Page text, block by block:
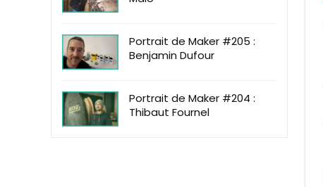
Portrait de Maker #205 :
Benjamin Dufour
Portrait de Maker #204 :
Thibaut Fournel